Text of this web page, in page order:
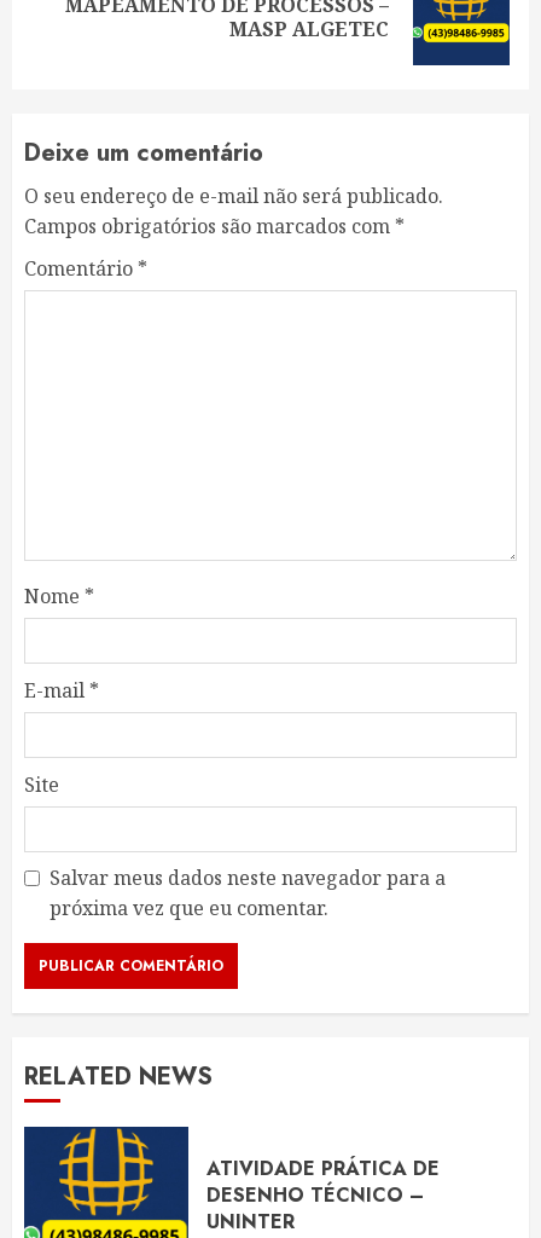
Next
MASP ALGETEC
Deixe um comentário
O seu endereço de e-mail não será publicado.
Campos obrigatórios são marcados com *
Comentário *
Nome *
E-mail *
Site
Salvar meus dados neste navegador para a
próxima vez que eu comentar.
RELATED NEWS
ATIVIDADE PRÁTICA DE
DESENHO TÉCNICO –
UNINTER